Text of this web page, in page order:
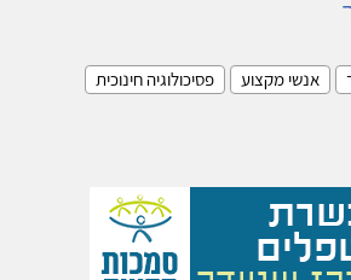
אנשי מקצוע
פסיכולוגיה חינוכית